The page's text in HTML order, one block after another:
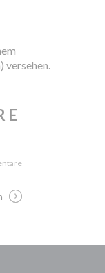
versehen.